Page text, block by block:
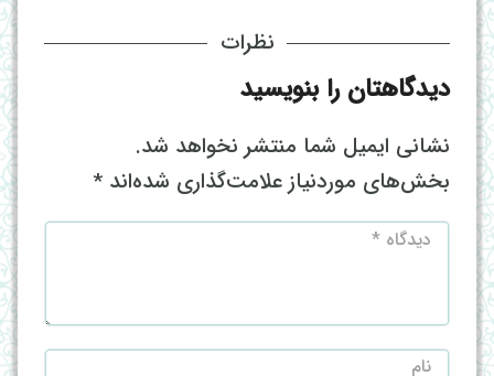
نظرات
دیدگاهتان را بنویسید
نشانی ایمیل شما منتشر نخواهد شد.
بخش‌های موردنیاز علامت‌گذاری شده‌اند *